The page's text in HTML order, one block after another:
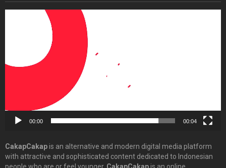
00:00 00:04
CakapCakapis an alternative and modern digital media platform
with attractive and sophisticated content dedicated to Indonesian